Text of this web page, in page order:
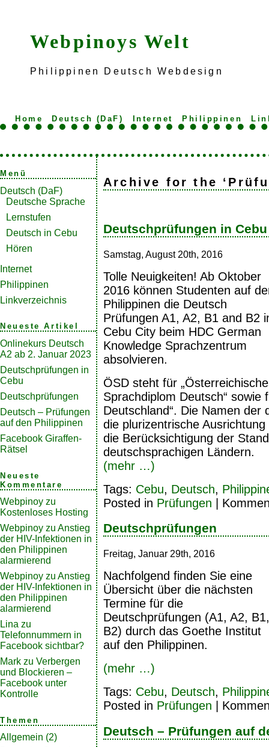
Webpinoys Welt
Philippinen Deutsch Webdesign
Home Deutsch (DaF) Internet Philippinen
Menü
Deutsch (DaF)
Deutsche Sprache
Lernstufen
Deutsch in Cebu
Hören
Internet
Philippinen
Linkverzeichnis
Neueste Artikel
Onlinekurs Deutsch
A2 ab 2. Januar 2023
Deutschprüfungen in
Cebu
Deutschprüfungen
Deutsch – Prüfungen
auf den Philippinen
Facebook Giraffen-
Rätsel
Neueste
Kommentare
Webpinoy zu
Kostenloses Hosting
Webpinoy zu Anstieg
der HIV-Infektionen in
den Philippinen
alarmierend
Webpinoy zu Anstieg
der HIV-Infektionen in
den Philippinen
alarmierend
Lina zu
Telefonnummern in
Facebook sichtbar?
Mark zu Verbergen
und Blockieren –
Facebook unter
Kontrolle
Themen
Allgemein (2)
Archive for the
Deutschprüfungen in Cebu
Samstag, August 20th, 2016
Tolle Neuigkeiten! Ab Oktober
2016 können Studenten auf
Philippinen die Deutsch
Prüfungen A1, A2, B1 and B2
Cebu City beim HDC German
Knowledge Sprachzentrum
absolvieren.
ÖSD steht für
Sprachdiplom Deutsch“ sowie
Deutschland“. Die Namen der
die plurizentrische
die Berücksichtigung der
deutschsprachigen Ländern.
(mehr …)
Tags: Cebu, Deutsch,
Posted in Prüfungen |
Deutschprüfungen
Freitag, Januar 29th, 2016
Nachfolgend finden Sie eine
Übersicht über die nächsten
Termine für die
Deutschprüfungen (A1, A2, B1,
B2) durch das Goethe Institut
auf den Philippinen.
(mehr …)
Tags: Cebu, Deutsch,
Posted in Prüfungen
Deutsch – Prüfungen auf